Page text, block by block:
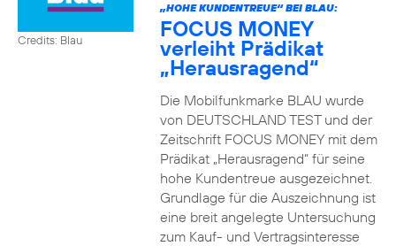
Credits: Blau
„HOHE KUNDENTREUE“ BEI BLAU:
FOCUS MONEY
verleiht Prädikat
„Herausragend“
Die Mobilfunkmarke BLAU wurde
von DEUTSCHLAND TEST und der
Zeitschrift FOCUS MONEY mit dem
Prädikat „Herausragend“ für seine
hohe Kundentreue ausgezeichnet.
Grundlage für die Auszeichnung ist
eine breit angelegte Untersuchung
zum Kauf- und Vertragsinteresse